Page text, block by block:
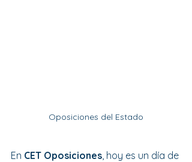
Oposiciones del Estado
En CET Oposiciones , hoy es un día de